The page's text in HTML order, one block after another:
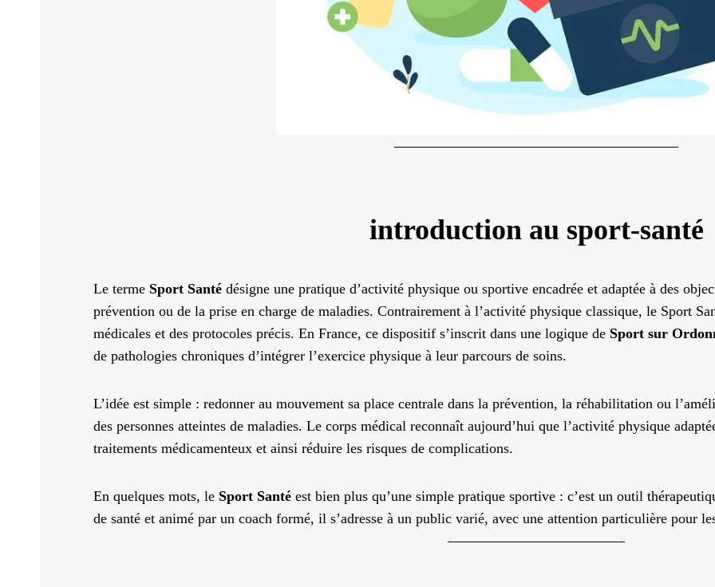
introduction au sport-santé
Le terme Sport Santé désigne une pratique d’activité physique ou sportive encadrée et adaptée à des
prévention ou de la prise en charge de maladies. Contrairement à l’activité physique classique, le Sport
médicales et des protocoles précis. En France, ce dispositif s’inscrit dans une logique de Sport sur
de pathologies chroniques d’intégrer l’exercice physique à leur parcours de soins.
L’idée est simple : redonner au mouvement sa place centrale dans la prévention, la réhabilitation ou
des personnes atteintes de maladies. Le corps médical reconnaît aujourd’hui que l’activité physique
traitements médicamenteux et ainsi réduire les risques de complications.
En quelques mots, le Sport Santé est bien plus qu’une simple pratique sportive : c’est un outil
de santé et animé par un coach formé, il s’adresse à un public varié, avec une attention particulière pour